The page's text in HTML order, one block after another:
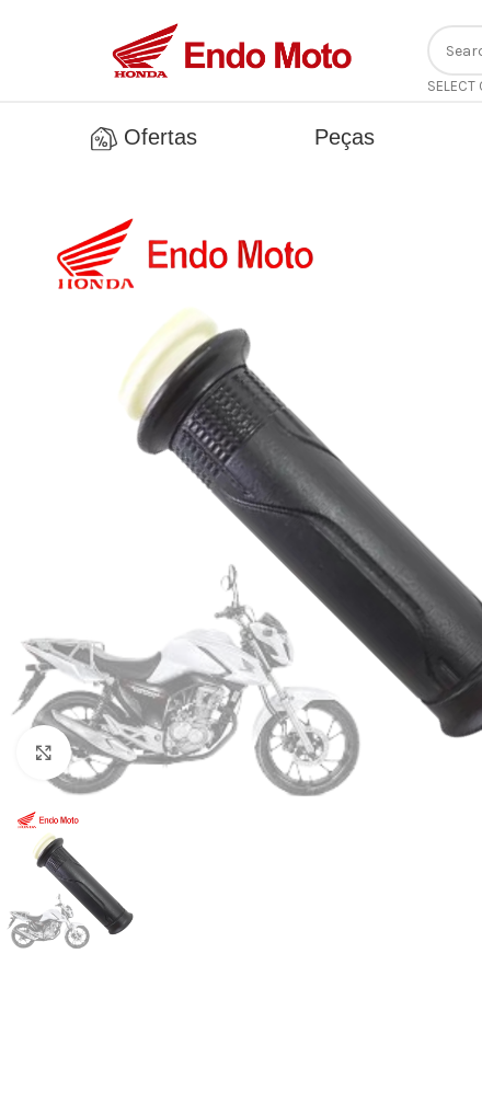
SELECT
Ofertas Peças
Click to enlarge